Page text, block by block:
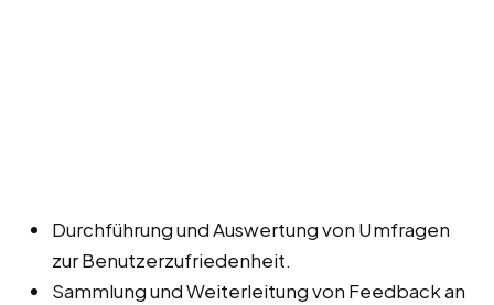
Durchführung und Auswertung von Umfragen
zur Benutzerzufriedenheit.
Sammlung und Weiterleitung von Feedback an